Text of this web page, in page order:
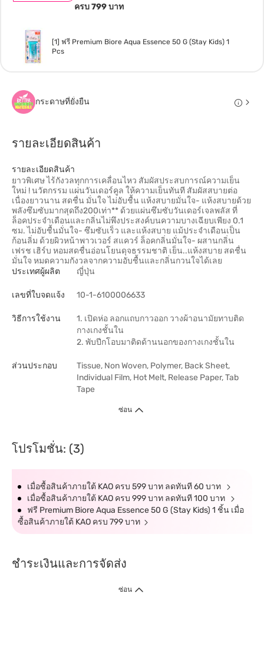
ครบ 799 บาท
[1] ฟรี Premium Biore Aqua Essence 50 G (Stay Kids) 1
Pcs
กระดาษที่ยั่งยืน
รายละเอียดสินค้า
รายละเอียดสินค้า
ยาวพิเศษ ไร้กังวลทุกการเคลื่อนไหว สัมผัสประสบการณ์ความเย็น
ใหม่ ! นวัตกรรม แผ่นวันเดอร์คูล ให้ความเย็นทันที สัมผัสสบายต่อ
เนื่องยาวนาน สดชื่น มั่นใจ ไม่อับชื้น แห้งสบายมั่นใจ- แห้งสบายด้วย
พลังซึมซับมากสุดถึง200เท่า** ด้วยแผ่นซึมซับวันเดอร์เจลพลัส ที่
ล็อคประจำเดือนและกลิ่นไม่พึงประสงค์บนความบางเฉียบเพียง 0.1
ซม. ไม่อับชื้นมั่นใจ- ซึมซับเร็ว และแห้งสบาย แม้ประจำเดือนเป็น
ก้อนลิ่ม ด้วยผิวหน้าพาวเวอร์ สแควร์ ล็อคกลิ่นมั่นใจ- ผสานกลิ่น
เฟรช เฮิร์บ หอมสดชื่นอ่อนโยนดุจธรรมชาติ เย็น..แห้งสบาย สดชื่น
มั่นใจ หมดความกังวลจากความอับชื้นและกลิ่นกวนใจได้เลย
ประเทศผู้ผลิต
ญี่ปุ่น
เลขที่ใบจดแจ้ง 10-1-6100006633
วิธีการใช้งาน
1. เปิดห่อ ลอกแถบกาวออก วางผ้าอนามัยทาบติด
กางเกงชั้นใน
2. พับปีกโอบมาติดด้านนอกของกางเกงชั้นใน
ส่วนประกอบ
Tissue, Non Woven, Polymer, Back Sheet,
Individual Film, Hot Melt, Release Paper, Tab
Tape
ซ่อน
โปรโมชั่น: (3)
เมื่อซื้อสินค้าภายใต้ KAO ครบ 599 บาท ลดทันที 60 บาท
เมื่อซื้อสินค้าภายใต้ KAO ครบ 999 บาท ลดทันที 100 บาท
ฟรี Premium Biore Aqua Essence 50 G (Stay Kids) 1 ชิ้น เมื่อ
ซื้อสินค้าภายใต้ KAO ครบ 799 บาท
ชำระเงินและการจัดส่ง
ซ่อน